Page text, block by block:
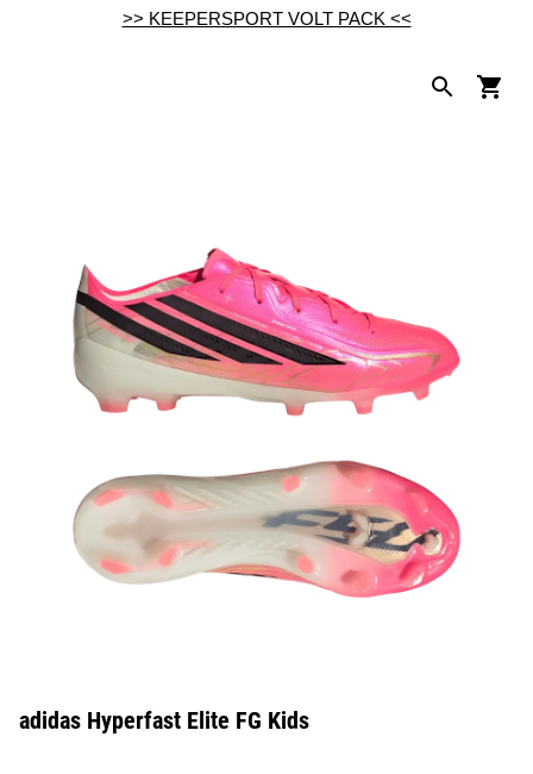
>> KEEPERSPORT VOLT PACK <<
adidas Hyperfast Elite FG Kids